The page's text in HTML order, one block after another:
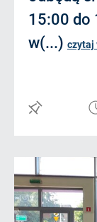
15:00 do
w(...) czytaj